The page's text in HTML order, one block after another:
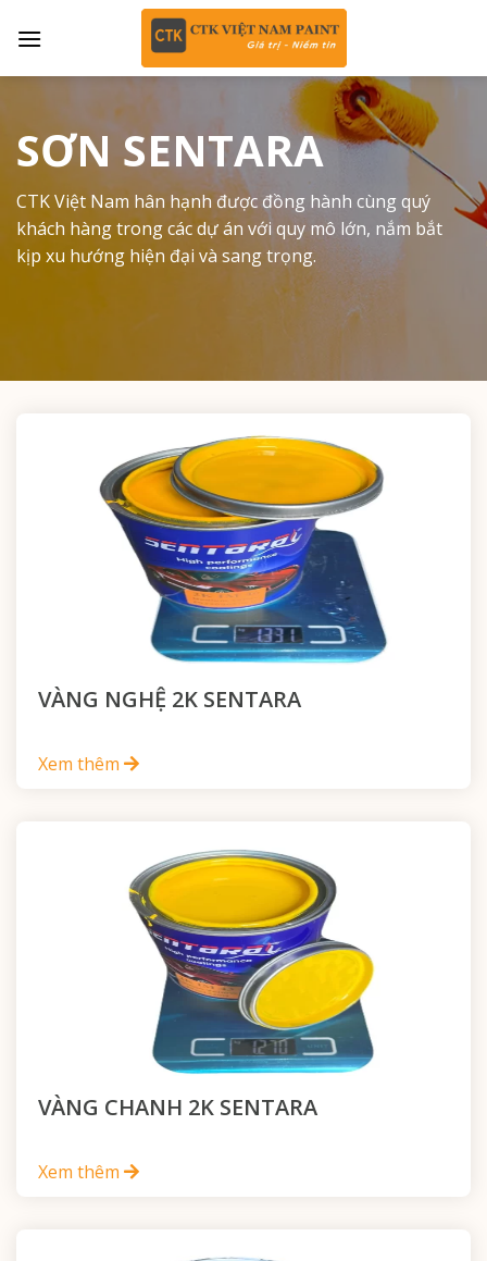
SƠN SENTARA
CTK Việt Nam hân hạnh được đồng hành cùng quý
khách hàng trong các dự án với quy mô lớn, nắm bắt
kịp xu hướng hiện đại và sang trọng.
VÀNG NGHỆ 2K SENTARA
Xem thêm
VÀNG CHANH 2K SENTARA
Xem thêm